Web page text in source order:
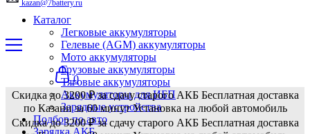
kazan@7battery.ru
Каталог
Легковые аккумуляторы
Гелевые (AGM) аккумуляторы
Мото аккумуляторы
Грузовые аккумуляторы
Тяговые аккумуляторы
Аккумуляторы для ИБП
Зарядные устройства
Подбор по авто
Зарядка АКБ
0
Скидка до 3200 ₽ за сдачу старого АКБ Бесплатная доставка
по Казани за 60 минут Установка на любой автомобиль
Скидка до 3200 ₽ за сдачу старого АКБ Бесплатная доставка